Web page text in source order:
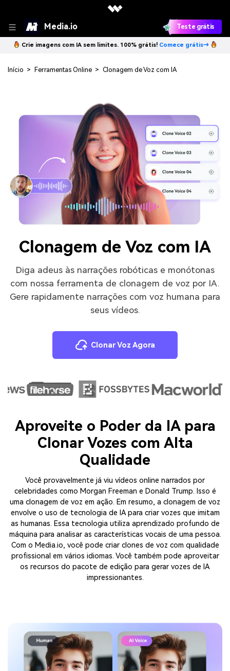
Media.io Teste grátis
Crie imagens com IA sem limites. 100% grátis! Comece grátis→
Início > Ferramentas Online > Clonagem de Voz com IA
Clonagem de Voz com IA
Diga adeus às narrações robóticas e monótonas
com nossa ferramenta de clonagem de voz por IA.
Gere rapidamente narrações com voz humana para
seus vídeos.
Clonar Voz Agora
Aproveite o Poder da IA para
Clonar Vozes com Alta
Qualidade
Você provavelmente já viu vídeos online narrados por
celebridades como Morgan Freeman e Donald Trump. Isso é
uma clonagem de voz em ação. Em resumo, a clonagem de voz
envolve o uso de tecnologia de IA para criar vozes que imitam
as humanas. Essa tecnologia utiliza aprendizado profundo de
máquina para analisar as características vocais de uma pessoa.
Com o Media.io, você pode criar clones de voz com qualidade
profissional em vários idiomas. Você também pode aproveitar
os recursos do pacote de edição para gerar vozes de IA
impressionantes.